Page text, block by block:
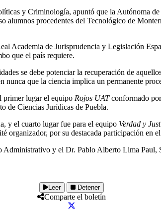
y Criminología, apuntó que la Autónoma
alumnos procedentes del Tecnológico de
Academia de Jurisprudencia y Legislación
que el país requiere.
se debe potenciar la recuperación de
nunca que la ciencia implica un permanente
primer lugar el equipo Rojos UATconformado
de Ciencias Jurídicas de Puebla.
y el cuarto lugar fue para el equipo Verdad y
organizador, por su destacada participación en
y el Dr. Pablo Alberto Lima Paul,
Leer Detener
Comparte el boletín